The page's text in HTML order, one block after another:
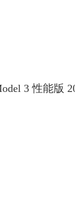
3 性能版